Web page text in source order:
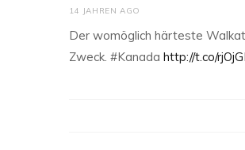
14 JAHREN AGO
Der womöglich härteste
Zweck. #Kanada http://t.co/